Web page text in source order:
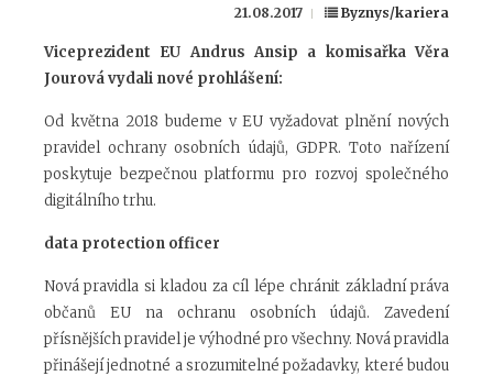
21.08.2017 Byznys/kariera
Viceprezident EU Andrus Ansip a komisařka Věra
Jourová vydali nové prohlášení:
Od května 2018 budeme v EU vyžadovat plnění nových
pravidel ochrany osobních údajů, GDPR. Toto nařízení
poskytuje bezpečnou platformu pro rozvoj společného
digitálního trhu.
data protection officer
Nová pravidla si kladou za cíl lépe chránit základní práva
občanů EU na ochranu osobních údajů. Zavedení
přísnějších pravidel je výhodné pro všechny. Nová pravidla
přinášejí jednotné a srozumitelné požadavky, které budou